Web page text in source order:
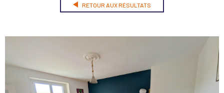
RETOUR AUX RÉSULTATS